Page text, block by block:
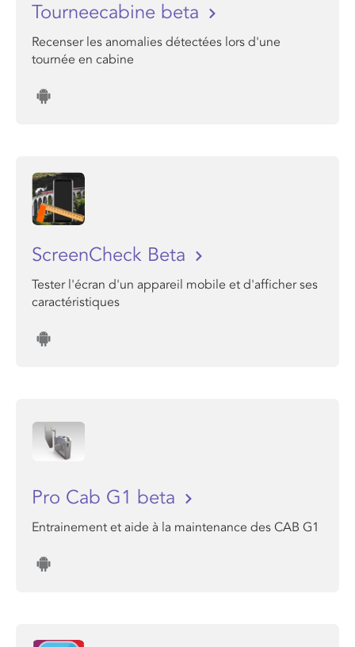
Tourneecabine beta
Recenser les anomalies détectées lors d'une
tournée en cabine
ScreenCheck Beta
Tester l'écran d'un appareil mobile et d'afficher ses
caractéristiques
Pro Cab G1 beta
Entrainement et aide à la maintenance des CAB G1